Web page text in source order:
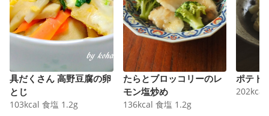
具だくさん 高野豆腐の卵
とじ
103kcal 食塩 1.2g
たらとブロッコリーのレ
モン塩炒め
136kcal 食塩 1.2g
ポテト
202kcal